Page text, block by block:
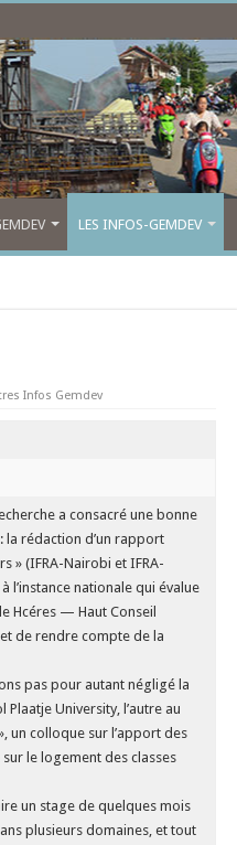
LES INFOS-GEMDEV
Infos Gemdev
a consacré une bonne
la rédaction d’un rapport
» (IFRA-Nairobi et IFRA-
l’instance nationale qui évalue
Hcéres — Haut Conseil
de rendre compte de la
pas pour autant négligé la
University, l’autre au
un colloque sur l’apport des
le logement des classes
un stage de quelques mois
plusieurs domaines, et tout